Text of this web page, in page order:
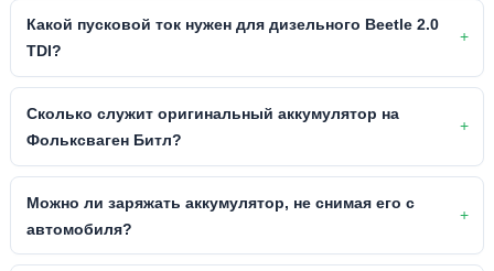
Какой пусковой ток нужен для дизельного Beetle 2.0
TDI?
Сколько служит оригинальный аккумулятор на
Фольксваген Битл?
Можно ли заряжать аккумулятор, не снимая его с
автомобиля?